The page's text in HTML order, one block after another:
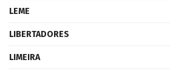
LEME
LIBERTADORES
LIMEIRA